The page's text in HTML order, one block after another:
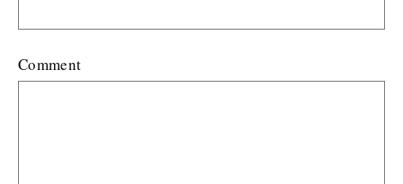
Comment